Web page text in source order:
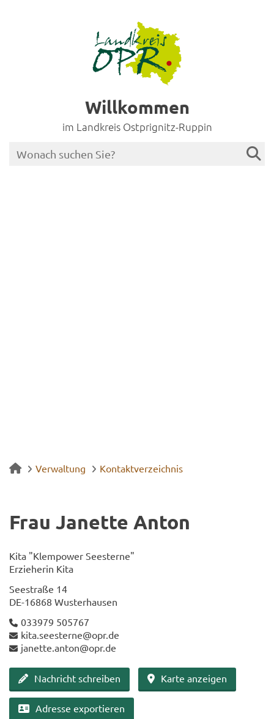
Willkommen
im Landkreis Ostprignitz-Ruppin
Verwaltung Kontaktverzeichnis
Frau Ja­net­te Anton
Kita "Klem­power See­ster­ne"
Er­zie­he­rin Kita
See­stra­ße 14
DE-​16868 Wus­ter­hau­sen
033979 505767
kita.see­ster­ne@opr.de
ja­net­te.anton@opr.de
Nach­richt schrei­ben Karte an­zei­gen
Adres­se ex­por­tie­ren